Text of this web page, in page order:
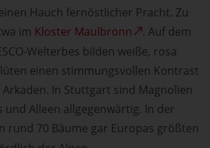
Hauch fernöstlicher Pracht. Zu
im Kloster Maulbronn
. Auf dem
Welterbes bilden weiße, rosa
einen stimmungsvollen Kontrast
In Stuttgart sind Magnolien
und Alleen allgegenwärtig. In der
rund 70 Bäume gar Europas größten